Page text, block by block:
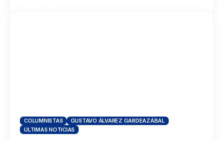
COLUMNISTAS
GUSTAVO ÁLVAREZ GARDEAZÁBAL
ÚLTIMAS NOTICIAS